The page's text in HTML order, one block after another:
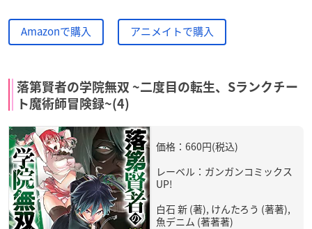
Amazonで購入 アニメイトで購入
落第賢者の学院無双 ~二度目の転生、Sランクチー
ト魔術師冒険録~(4)
価格：660円(税込)
レーベル：ガンガンコミックス
UP!
白石 新 (著), けんたろう (著著),
魚デニム (著著著)